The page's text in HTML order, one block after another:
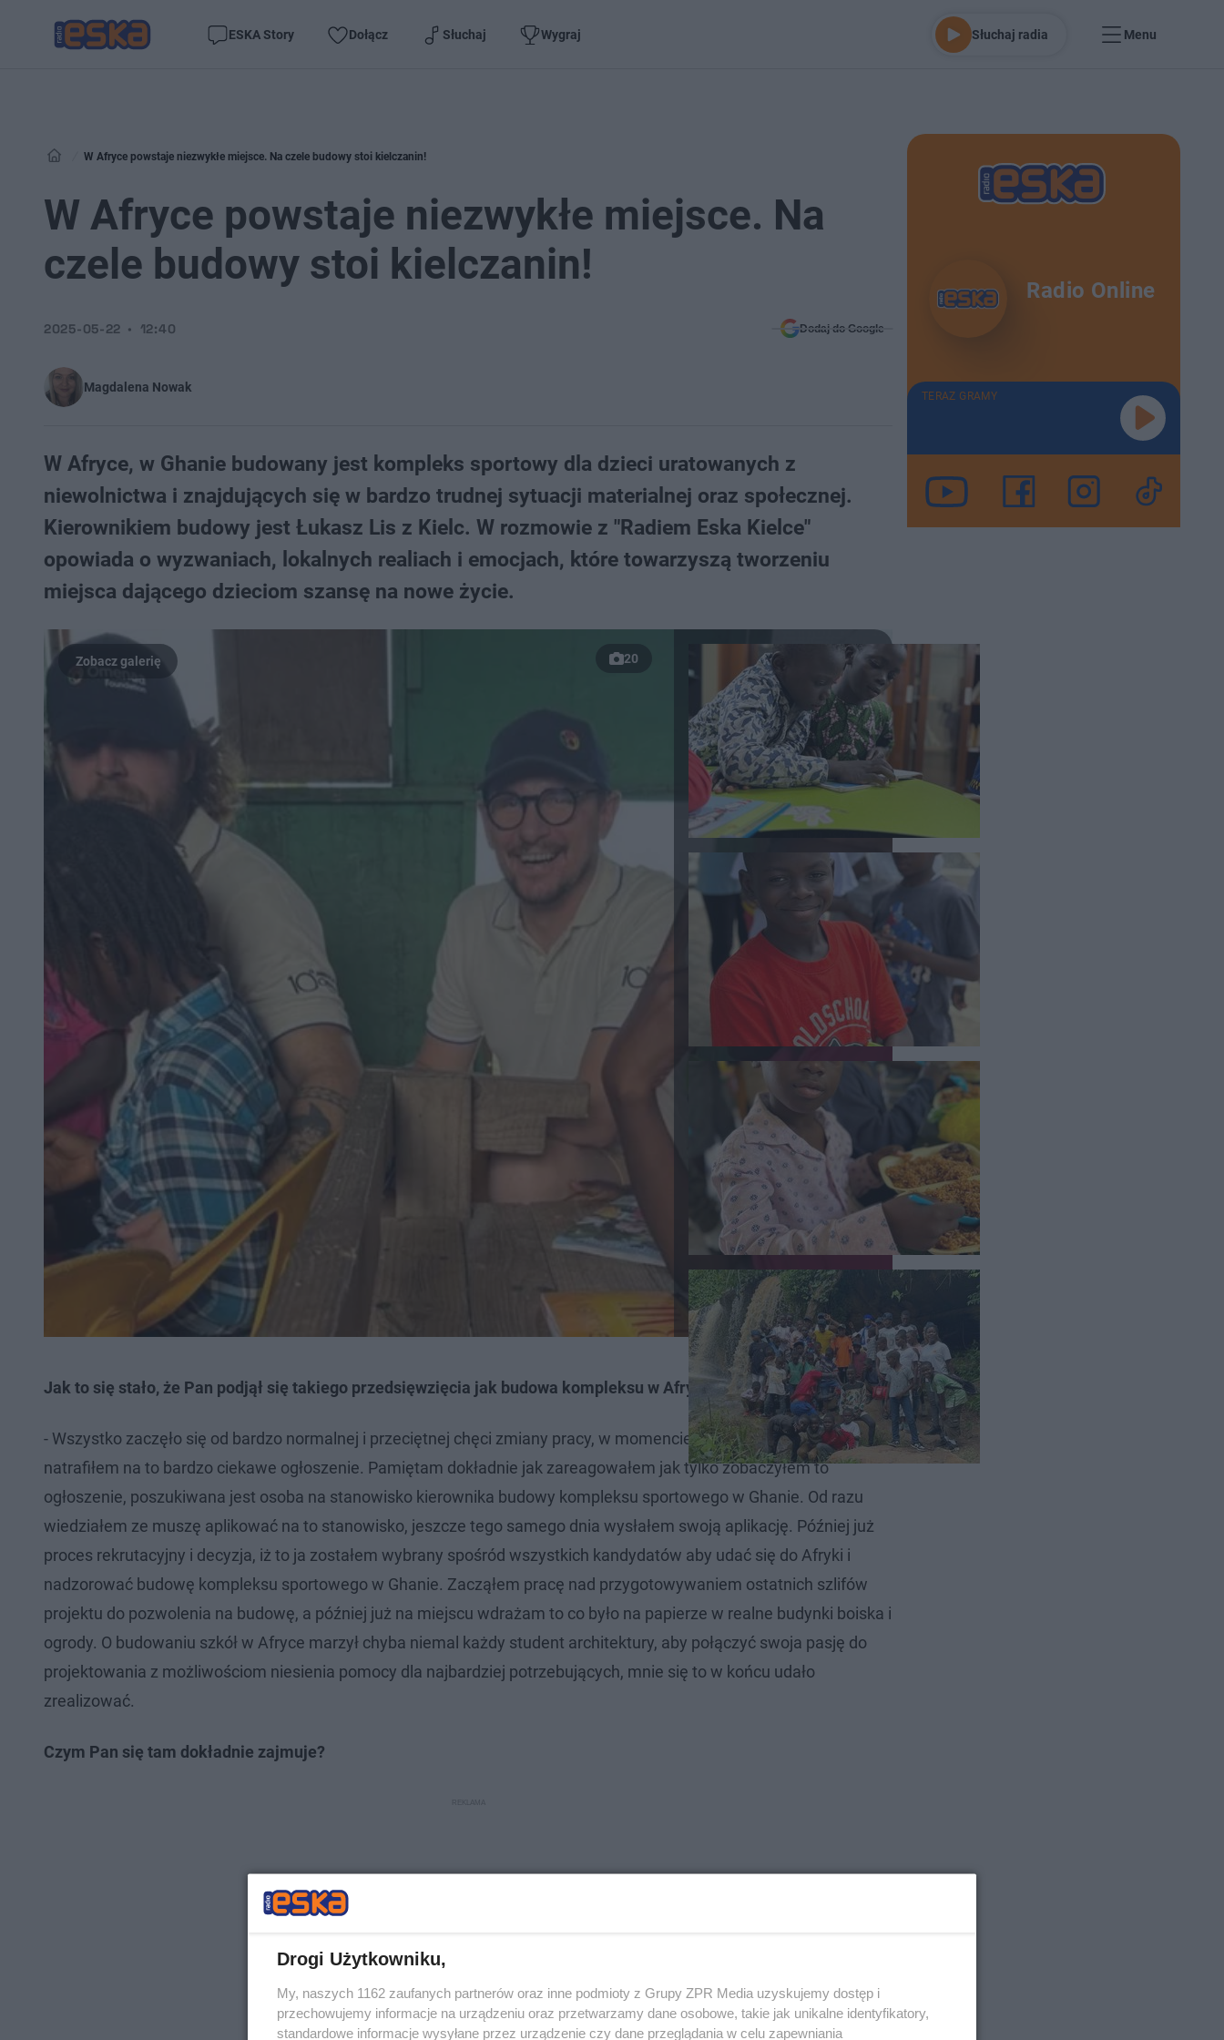
ESKA Story Dołącz Słuchaj Wygraj Słuchaj radia Menu
W Afryce powstaje niezwykłe miejsce. Na czele budowy stoi kielczanin!
W Afryce powstaje niezwykłe miejsce. Na
czele budowy stoi kielczanin!
Magdalena Nowak
2025-05-22 12:40 Dodaj do Google
W Afryce, w Ghanie budowany jest kompleks sportowy dla dzieci uratowanych z
niewolnictwa i znajdujących się w bardzo trudnej sytuacji materialnej oraz społecznej.
Kierownikiem budowy jest Łukasz Lis z Kielc. W rozmowie z "Radiem Eska Kielce"
opowiada o wyzwaniach, lokalnych realiach i emocjach, które towarzyszą tworzeniu
miejsca dającego dzieciom szansę na nowe życie.
20
Jak to się stało, że Pan podjął się takiego przedsięwzięcia jak budowa kompleksu w Afryce?
- Wszystko zaczęło się od bardzo normalnej i przeciętnej chęci zmiany pracy, w momencie poszukiwania nowej procy
natrafiłem na to bardzo ciekawe ogłoszenie. Pamiętam dokładnie jak zareagowałem jak tylko zobaczyłem to
ogłoszenie, poszukiwana jest osoba na stanowisko kierownika budowy kompleksu sportowego w Ghanie. Od razu
wiedziałem ze muszę aplikować na to stanowisko, jeszcze tego samego dnia wysłałem swoją aplikację. Później już
proces rekrutacyjny i decyzja, iż to ja zostałem wybrany spośród wszystkich kandydatów aby udać się do Afryki i
nadzorować budowę kompleksu sportowego w Ghanie. Zacząłem pracę nad przygotowywaniem ostatnich szlifów
projektu do pozwolenia na budowę, a później już na miejscu wdrażam to co było na papierze w realne budynki boiska i
ogrody. O budowaniu szkół w Afryce marzył chyba niemal każdy student architektury, aby połączyć swoja pasję do
projektowania z możliwościom niesienia pomocy dla najbardziej potrzebujących, mnie się to w końcu udało
zrealizować.
Czym Pan się tam dokładnie zajmuje?
Radio Online
TERAZ GRAMY
Drogi Użytkowniku,
My, naszych 1162 zaufanych partnerów oraz inne podmioty z Grupy ZPR Media uzyskujemy dostęp i
przechowujemy informacje na urządzeniu oraz przetwarzamy dane osobowe, takie jak unikalne identyfikatory,
standardowe informacje wysyłane przez urządzenie czy dane przeglądania w celu zapewniania